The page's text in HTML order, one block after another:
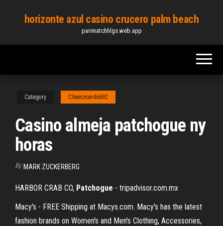
content
horizonte azul casino crucero palm beach
parimatchhlgs.web.app
Category Cheesman46692
Casino almeja patchogue ny
horas
By MARK ZUCKERBERG
HARBOR CRAB CO, Patchogue - tripadvisor.com.mx
Macy's - FREE Shipping at Macys.com. Macy's has the latest
fashion brands on Women's and Men's Clothing, Accessories,